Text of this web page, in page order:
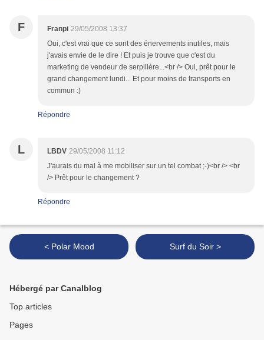
F Franpi 29/05/2008 13:37
Oui, c'est vrai que ce sont des énervements inutiles, mais
j'avais envie de le dire ! Et puis je trouve que c'est du
marketing de vendeur de serpillère...<br /> Oui, prêt pour le
grand changement lundi... Et pour moins de transports en
commun :)
Répondre
L LBDV 29/05/2008 11:12
J'aurais du mal à me mobiliser sur un tel combat ;-)<br /> <br
/> Prêt pour le changement ?
Répondre
< Polar Mood Surf du Soir >
Hébergé par Canalblog
Top articles
Pages